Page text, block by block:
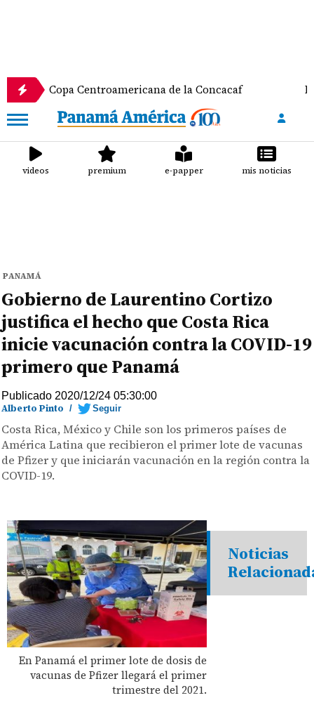
Centroamericana de la Concacaf Nathalee
videos premium e-papper mis noticias
PANAMÁ
Gobierno de Laurentino Cortizo
justifica el hecho que Costa Rica
inicie vacunación contra la COVID-19
primero que Panamá
Publicado 2020/12/24 05:30:00
Alberto Pinto / Seguir
Costa Rica, México y Chile son los primeros países de
América Latina que recibieron el primer lote de vacunas
de Pfizer y que iniciarán vacunación en la región contra la
COVID-19.
En Panamá el primer lote de dosis de
vacunas de Pfizer llegará el primer
trimestre del 2021.
Noticias